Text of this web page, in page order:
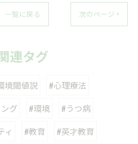
一覧に戻る 次のページ >
連タグ
境閾値説
#心理療法
グ
#環境
#うつ病
ィ
#教育
#英才教育